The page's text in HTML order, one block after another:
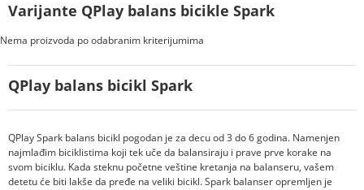
QPlay balans bicikl Spark
QPlay Spark balans bicikl pogodan je za decu od 3 do 6 godina. Namenjen
najmlađim biciklistima koji tek uče da balansiraju i prave prve korake na
svom biciklu. Kada steknu početne veštine kretanja na balanseru, vašem
detetu će biti lakše da pređe na veliki bicikl. Spark balanser opremljen je
Varijante QPlay balans bicikle Spark
Nema proizvoda po odabranim kriterijumima